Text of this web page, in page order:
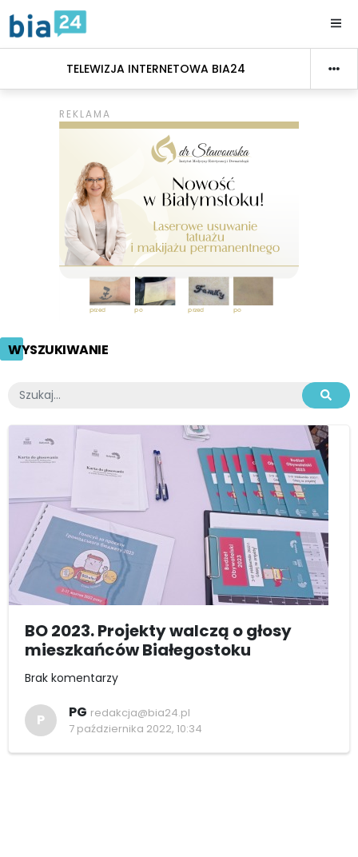
TELEWIZJA INTERNETOWA BIA24
WYSZUKIWANIE
BO 2023. Projekty walczą o głosy
mieszkańców Białegostoku
Brak komentarzy
P PG redakcja@bia24.pl
7 października 2022, 10:34